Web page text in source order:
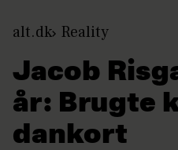
alt.dk Reality
Jacob
år: Brugte
dankort